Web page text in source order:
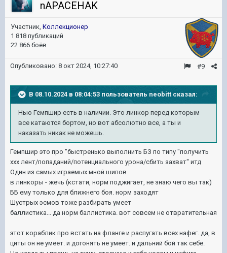
nAPACEHAK
Участник, Коллекционер
1 818 публикаций
22 866 боёв
#9
Опубликовано: 8 окт 2024, 10:27:40
В 08.10.2024 в 08:04:53 пользователь neobitt сказал:
Нью Гемпшир есть в наличии. Это линкор перед которым
все катаются бортом, но вот абсолютно все, а ты и
наказать никак не можешь.
Гемпшир это про "быстренько выполнить БЗ по типу "получить
ххх лент/попаданий/потенциального урона/сбить захват" итд
Один из самых играемых мной шипов
в линкоры - жечь (кстати, норм поджигает, не знаю чего вы так)
ББ ему только для ближнего боя. норм заходят
Шустрых эсмов тоже разбирать умеет
баллистика... да норм баллистика. вот совсем не отвратительная
этот кораблик про встать на фланге и распугать всех нафег. да, в
циты он не умеет. и догонять не умеет. и дальний бой так себе.